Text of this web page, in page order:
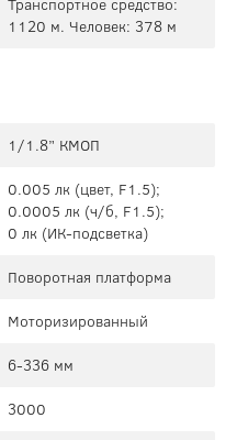
1120 м. Человек: 378 м
1/1.8” КМОП
0.005 лк (цвет, F1.5);
0.0005 лк (ч/б, F1.5);
0 лк (ИК-подсветка)
Поворотная платформа
Моторизированный
6-336 мм
3000